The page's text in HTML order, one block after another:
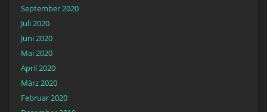
September 2020
Juli 2020
Juni 2020
Mai 2020
April 2020
März 2020
Februar 2020